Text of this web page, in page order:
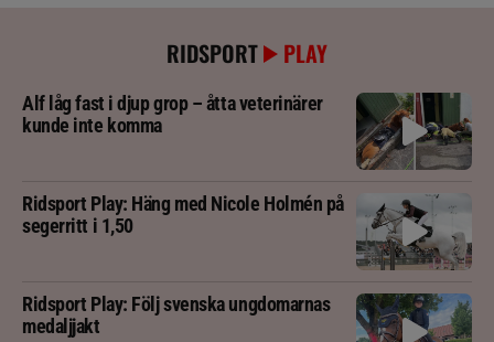
RIDSPORT PLAY
Alf låg fast i djup grop – åtta veterinärer
kunde inte komma
Ridsport Play: Häng med Nicole Holmén på
segerritt i 1,50
Ridsport Play: Följ svenska ungdomarnas
medaljjakt